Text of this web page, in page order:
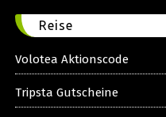
Reise
Volotea Aktionscode
Tripsta Gutscheine